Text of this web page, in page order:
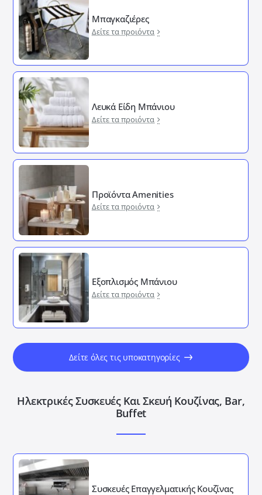
Μπαγκαζιέρες
Δείτε τα προιόντα
Λευκά Είδη Μπάνιου
Δείτε τα προιόντα
Προϊόντα Amenities
Δείτε τα προιόντα
Εξοπλισμός Μπάνιου
Δείτε τα προιόντα
Δείτε όλες τις υποκατηγορίες
Ηλεκτρικές Συσκευές Και Σκευή Κουζίνας, Bar,
Buffet
Συσκευές Επαγγελματικής Κουζίνας